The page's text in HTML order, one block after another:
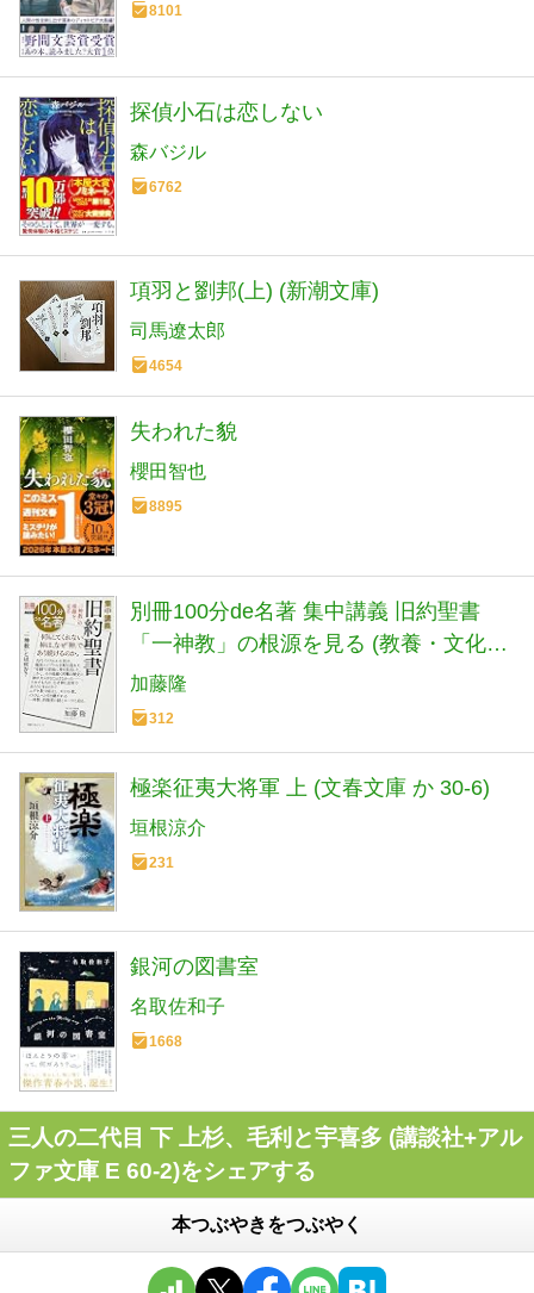
8101
探偵小石は恋しない
森バジル
6762
項羽と劉邦(上) (新潮文庫)
司馬遼太郎
4654
失われた貌
櫻田智也
8895
別冊100分de名著 集中講義 旧約聖書
「一神教」の根源を見る (教養・文化シ
リーズ)
加藤隆
312
極楽征夷大将軍 上 (文春文庫 か 30-6)
垣根涼介
231
銀河の図書室
名取佐和子
1668
三人の二代目 下 上杉、毛利と宇喜多 (講談社+アル
ファ文庫 E 60-2)をシェアする
本つぶやきをつぶやく